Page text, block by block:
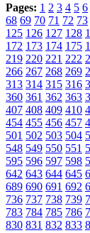
Pages: 1 2 3 4 5 6
68 69 70 71 72 73
125 126 127 128
172 173 174 175
219 220 221 222
266 267 268 269
313 314 315 316
360 361 362 363
407 408 409 410
454 455 456 457
501 502 503 504
548 549 550 551
595 596 597 598
642 643 644 645
689 690 691 692
736 737 738 739
783 784 785 786
830 831 832 833